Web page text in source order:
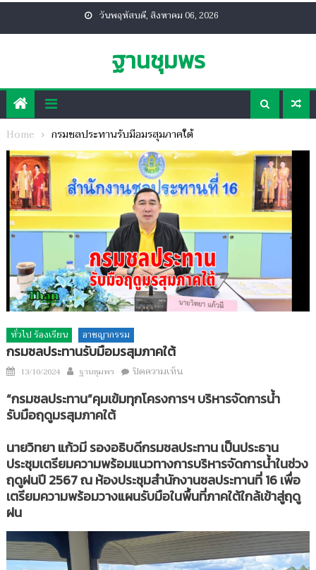
วันพฤหัสบดี, สิงหาคม 06, 2026
ฐานชุมพร
Home กรมชลประทานรับมือมรสุมภาคใต้
ทั่วไป ร้องเรียน อาชญากรรม
กรมชลประทานรับมือมรสุมภาคใต้
Posted
13/10/2024 Author
ฐานชุมพร ปิดความเห็นบน
รับมือ
ใต้
“กรมชลประทาน”คุมเข้มทุกโครงการฯ บริหารจัดการน้ำ
รับมือฤดูมรสุมภาคใต้
นายวิทยา แก้วมี รองอธิบดีกรมชลประทาน เป็นประธาน
ประชุมเตรียมความพร้อมแนวทางการบริหารจัดการน้ำในช่วง
ฤดูฝนปี 2567 ณ ห้องประชุมสำนักงานชลประทานที่ 16 เพื่อ
เตรียมความพร้อมวางแผนรับมือในพื้นที่ภาคใต้ใกล้เข้าสู่ฤดู
ฝน